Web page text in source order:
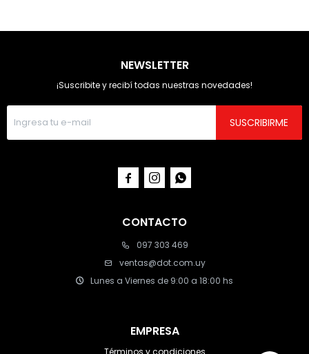
CONTACTO
097 303 469
ventas@dot.com.uy
Lunes a Viernes de 9:00 a 18:00 hs
EMPRESA
Términos y condiciones
NEWSLETTER
¡Suscribite y recibí todas nuestras novedades!
SUSCRIBIRME
  